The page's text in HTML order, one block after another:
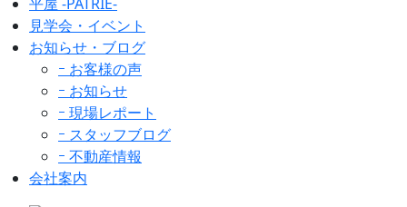
見学会・イベント
お知らせ・ブログ
ｰ お客様の声
ｰ お知らせ
ｰ 現場レポート
ｰ スタッフブログ
ｰ 不動産情報
会社案内